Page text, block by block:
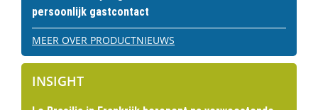
persoonlijk gastcontact
MEER OVER PRODUCTNIEUWS
INSIGHT